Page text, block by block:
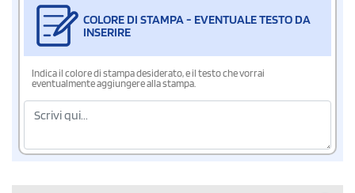
COLORE DI STAMPA - EVENTUALE TESTO DA
INSERIRE
Indica il colore di stampa desiderato, e il testo che vorrai
eventualmente aggiungere alla stampa.